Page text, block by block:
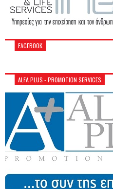
FACEBOOK
ALFA PLUS - PROMOTION SERVICES